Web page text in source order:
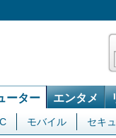
ーター エンタメ
モバイル セキ